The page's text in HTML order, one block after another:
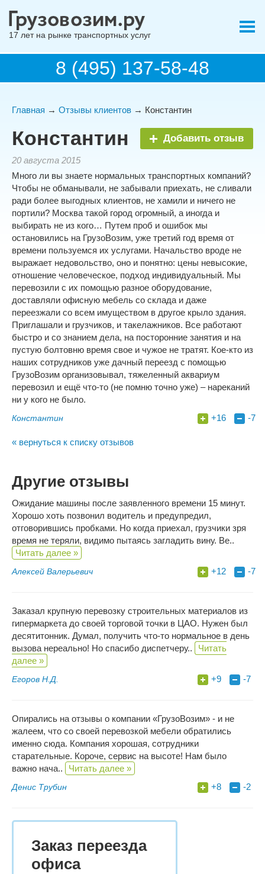
17 лет на рынке транспортных услуг
8 (495) 137-58-48
Главная → Отзывы клиентов → Константин
Константин Добавить отзыв
20 августа 2015
Много ли вы знаете нормальных транспортных компаний?
Чтобы не обманывали, не забывали приехать, не сливали
ради более выгодных клиентов, не хамили и ничего не
портили? Москва такой город огромный, а иногда и
выбирать не из кого… Путем проб и ошибок мы
остановились на ГрузоВозим, уже третий год время от
времени пользуемся их услугами. Начальство вроде не
выражает недовольство, оно и понятно: цены невысокие,
отношение человеческое, подход индивидуальный. Мы
перевозили с их помощью разное оборудование,
доставляли офисную мебель со склада и даже
переезжали со всем имуществом в другое крыло здания.
Приглашали и грузчиков, и такелажников. Все работают
быстро и со знанием дела, на посторонние занятия и на
пустую болтовню время свое и чужое не тратят. Кое-кто из
наших сотрудников уже дачный переезд с помощью
ГрузоВозим организовывал, тяжеленный аквариум
перевозил и ещё что-то (не помню точно уже) – нареканий
ни у кого не было.
Константин +16 -7
« вернуться к списку отзывов
Другие отзывы
Ожидание машины после заявленного времени 15 минут.
Хорошо хоть позвонил водитель и предупредил,
отговорившись пробками. Но когда приехал, грузчики зря
время не теряли, видимо пытаясь загладить вину. Ве..
Читать далее »
Алексей Валерьевич +12 -7
Заказал крупную перевозку строительных материалов из
гипермаркета до своей торговой точки в ЦАО. Нужен был
десятитонник. Думал, получить что-то нормальное в день
вызова нереально! Но спасибо диспетчеру..
Читать
далее »
Егоров Н.Д. +9 -7
Опирались на отзывы о компании «ГрузоВозим» - и не
жалеем, что со своей перевозкой мебели обратились
именно сюда. Компания хорошая, сотрудники
старательные. Короче, сервис на высоте! Нам было
важно нача..
Читать далее »
Денис Трубин +8 -2
Заказ переезда
офиса